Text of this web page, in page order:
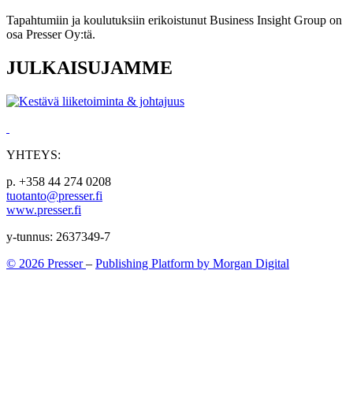
Tapahtumiin ja koulutuksiin erikoistunut Business Insight Group on
osa Presser Oy:tä.
JULKAISUJAMME
YHTEYS:
p. +358 44 274 0208
tuotanto@presser.fi
www.presser.fi
y-tunnus: 2637349-7
© 2026 Presser– Publishing Platform by Morgan Digital